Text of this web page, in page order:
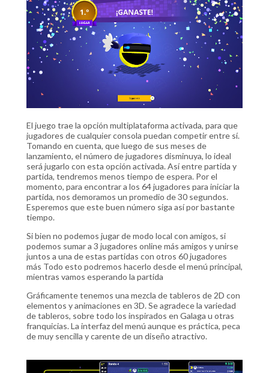
El juego trae la opción multiplataforma activada, para que
jugadores de cualquier consola puedan competir entre sí.
Tomando en cuenta, que luego de sus meses de
lanzamiento, el número de jugadores disminuya, lo ideal
será jugarlo con esta opción activada. Así entre partida y
partida, tendremos menos tiempo de espera. Por el
momento, para encontrar a los 64 jugadores para iniciar la
partida, nos demoramos un promedio de 30 segundos.
Esperemos que este buen número siga así por bastante
tiempo.
Si bien no podemos jugar de modo local con amigos, si
podemos sumar a 3 jugadores online más amigos y unirse
juntos a una de estas partidas con otros 60 jugadores
más Todo esto podremos hacerlo desde el menú principal,
mientras vamos esperando la partida
Gráficamente tenemos una mezcla de tableros de 2D con
elementos y animaciones en 3D. Se agradece la variedad
de tableros, sobre todo los inspirados en Galaga u otras
franquicias. La interfaz del menú aunque es práctica, peca
de muy sencilla y carente de un diseño atractivo.